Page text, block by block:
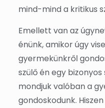
mind-mind a kritikus
Emellett van az
énünk, amikor úgy
gyermekünkről
szülő én egy
mondjuk valóban a
gondoskodunk.